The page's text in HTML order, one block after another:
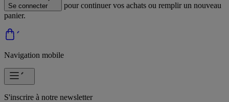
Se connecter
pour continuer vos achats ou remplir un nouveau
panier.
Navigation mobile
S'inscrire à notre newsletter